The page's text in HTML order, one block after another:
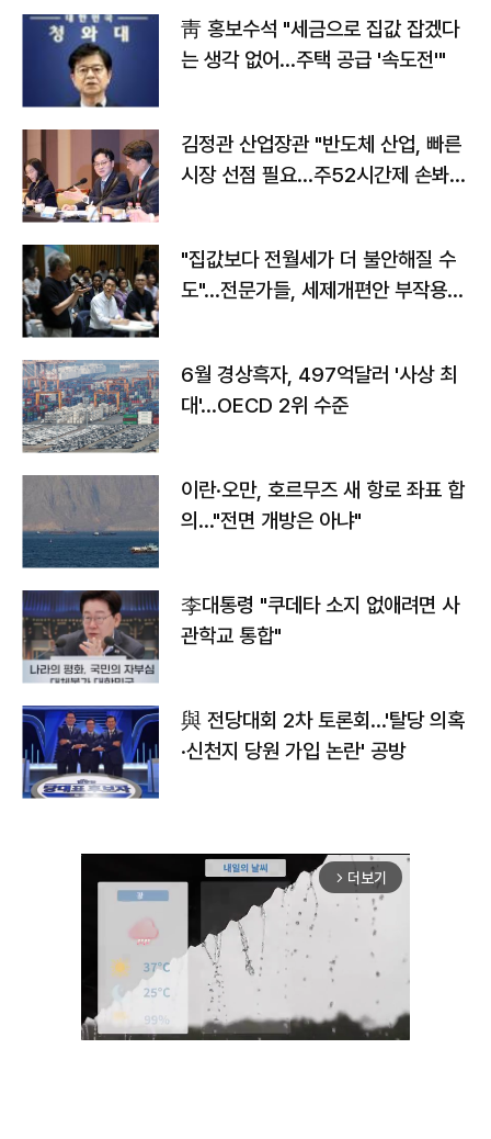
靑 홍보수석 "세금으로 집값 잡겠다
는 생각 없어…주택 공급 '속도전'"
김정관 산업장관 "반도체 산업, 빠른
시장 선점 필요…주52시간제 손봐
"집값보다 전월세가 더 불안해질 수
도"…전문가들, 세제개편안 부작용
6월 경상흑자, 497억달러 '사상 최
대'…OECD 2위 수준
이란·오만, 호르무즈 새 항로 좌표 합
의…"전면 개방은 아냐"
李대통령 "쿠데타 소지 없애려면 사
관학교 통합"
與 전당대회 2차 토론회…'탈당 의혹
·신천지 당원 가입 논란' 공방
arrow_forward_ios 더보기